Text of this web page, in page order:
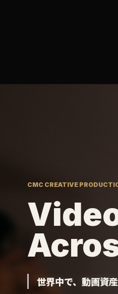
CMC CREATIVE
世界中で、動画資